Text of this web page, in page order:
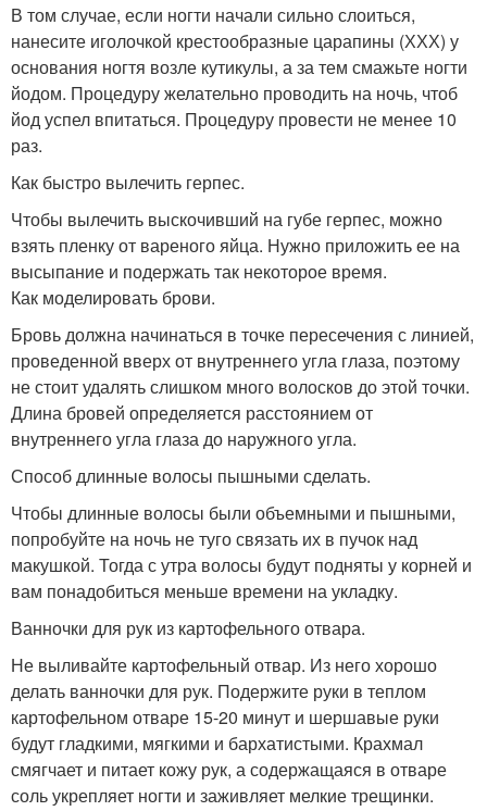
В том случае, если ногти начали сильно слоиться,
нанесите иголочкой крестообразные царапины (ХХХ) у
основания ногтя возле кутикулы, а за тем смажьте ногти
йодом. Процедуру желательно проводить на ночь, чтоб
йод успел впитаться. Процедуру провести не менее 10
раз.
Как быстро вылечить герпес.
Чтобы вылечить выскочивший на губе герпес, можно
взять пленку от вареного яйца. Нужно приложить ее на
высыпание и подержать так некоторое время.
Как моделировать брови.
Бровь должна начинаться в точке пересечения с линией,
проведенной вверх от внутреннего угла глаза, поэтому
не стоит удалять слишком много волосков до этой точки.
Длина бровей определяется расстоянием от
внутреннего угла глаза до наружного угла.
Способ длинные волосы пышными сделать.
Чтобы длинные волосы были объемными и пышными,
попробуйте на ночь не туго связать их в пучок над
макушкой. Тогда с утра волосы будут подняты у корней и
вам понадобиться меньше времени на укладку.
Ванночки для рук из картофельного отвара.
Не выливайте картофельный отвар. Из него хорошо
делать ванночки для рук. Подержите руки в теплом
картофельном отваре 15-20 минут и шершавые руки
будут гладкими, мягкими и бархатистыми. Крахмал
смягчает и питает кожу рук, а содержащаяся в отваре
соль укрепляет ногти и заживляет мелкие трещинки.